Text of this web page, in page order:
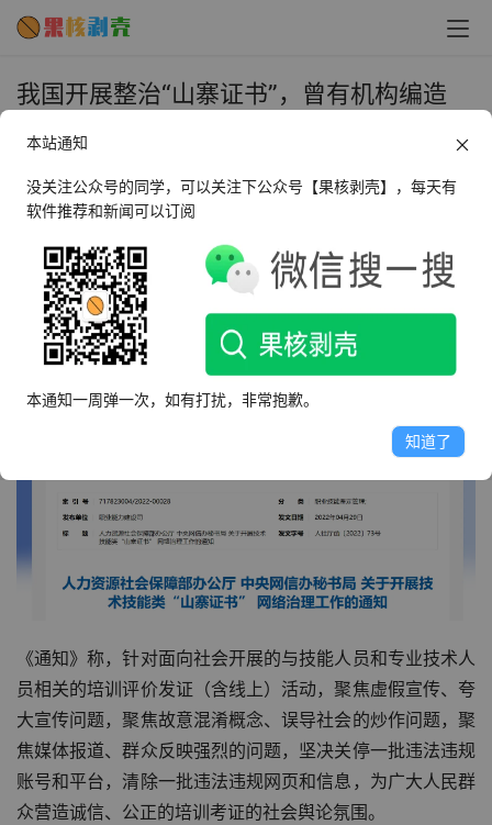
我国开展整治“山寨证书”，曾有机构编造
2022年5月9日 下午6:27 圈内新闻
5 月 8 日消息，人力资源社会保障部办公厅、中央网信办
秘书局 4 月 29 日发布《关于开展技术技能类“山寨证书”
网络治理工作的通知》（下称《通知》）。
《通知》称，针对面向社会开展的与技能人员和专业技术人
员相关的培训评价发证（含线上）活动，聚焦虚假宣传、夸
大宣传问题，聚焦故意混淆概念、误导社会的炒作问题，聚
焦媒体报道、群众反映强烈的问题，坚决关停一批违法违规
账号和平台，清除一批违法违规网页和信息，为广大人民群
众营造诚信、公正的培训考证的社会舆论氛围。
本站通知
没关注公众号的同学，可以关注下公众号【果核剥壳】，每天有
软件推荐和新闻可以订阅
本通知一周弹一次，如有打扰，非常抱歉。
知道了